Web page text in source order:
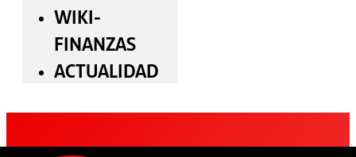
WIKI-
FINANZAS
ACTUALIDAD